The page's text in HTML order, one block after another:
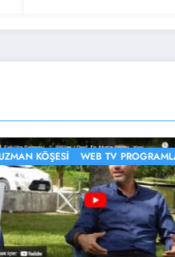
KÖŞESI WEB TV PROGRAMLARI